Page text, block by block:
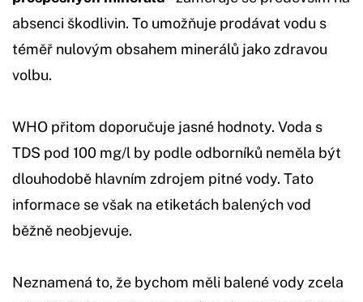
absenci škodlivin. To umožňuje prodávat vodu s
téměř nulovým obsahem minerálů jako zdravou
volbu.
WHO přitom doporučuje jasné hodnoty. Voda s
TDS pod 100 mg/l by podle odborníků neměla být
dlouhodobě hlavním zdrojem pitné vody. Tato
informace se však na etiketách balených vod
běžně neobjevuje.
Neznamená to, že bychom měli balené vody zcela